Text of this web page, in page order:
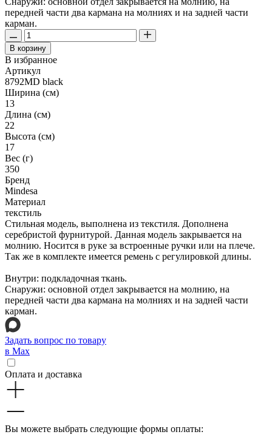
передней части два кармана на молниях и на задней части
карман.
В корзину
В избранное
Артикул
8792MD black
Ширина (см)
13
Длина (см)
22
Высота (см)
17
Вес (г)
350
Бренд
Mindesa
Материал
текстиль
Стильная модель, выполнена из текстиля. Дополнена
серебристой фурнитурой. Данная модель закрывается на
молнию. Носится в руке за встроенные ручки или на плече.
Так же в комплекте имеется ремень с регулировкой длины.
Внутри: подкладочная ткань.
Снаружи: основной отдел закрывается на молнию, на
передней части два кармана на молниях и на задней части
карман.
Задать вопрос по товару
в Max
Оплата и доставка
Вы можете выбрать следующие формы оплаты: